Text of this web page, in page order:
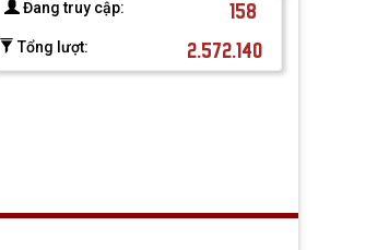
158
Đang truy cập:
2.572.140
Tổng lượt: